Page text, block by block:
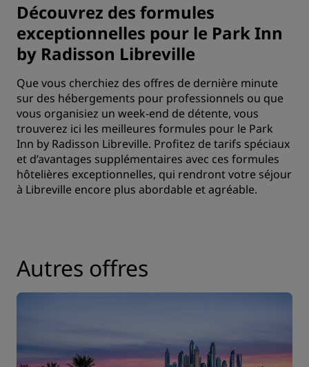
Découvrez des formules
exceptionnelles pour le Park Inn
by Radisson Libreville
Que vous cherchiez des offres de dernière minute
sur des hébergements pour professionnels ou que
vous organisiez un week-end de détente, vous
trouverez ici les meilleures formules pour le Park
Inn by Radisson Libreville. Profitez de tarifs spéciaux
et d’avantages supplémentaires avec ces formules
hôtelières exceptionnelles, qui rendront votre séjour
à Libreville encore plus abordable et agréable.
Autres offres